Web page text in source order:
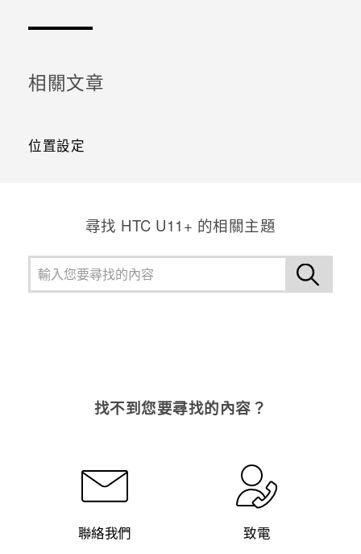
相關文章
位置設定
尋找 HTC U11+ 的相關主題
找不到您要尋找的內容？
聯絡我們 致電